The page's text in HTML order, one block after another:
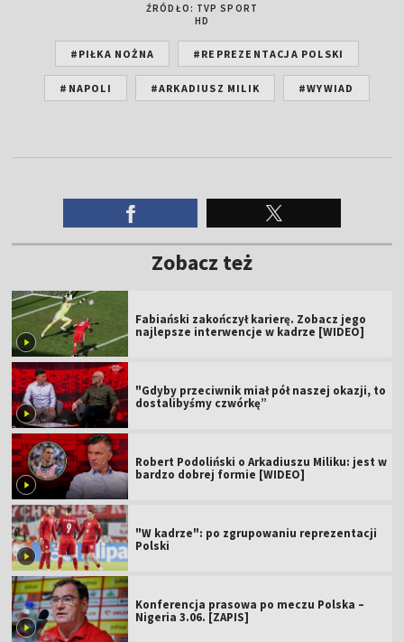
ŹRÓDŁO: TVP SPORT
HD
#PIŁKA NOŻNA #REPREZENTACJA POLSKI
#NAPOLI #ARKADIUSZ MILIK #WYWIAD
Zobacz też
Fabiański zakończył karierę. Zobacz jego
najlepsze interwencje w kadrze [WIDEO]
"Gdyby przeciwnik miał pół naszej okazji, to
dostalibyśmy czwórkę”
Robert Podoliński o Arkadiuszu Miliku: jest w
bardzo dobrej formie [WIDEO]
"W kadrze": po zgrupowaniu reprezentacji
Polski
Konferencja prasowa po meczu Polska –
Nigeria 3.06. [ZAPIS]